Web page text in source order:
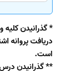
* گذرانیدن
دریافت پروانه
است.